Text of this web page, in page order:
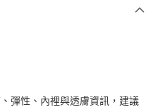
彈性、內裡與透膚資訊，建議